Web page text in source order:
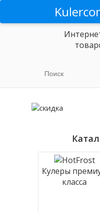
Кулеры
класса